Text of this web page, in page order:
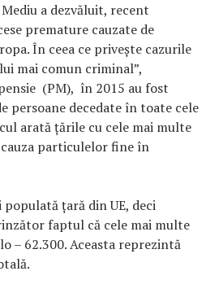
a dezvăluit, recent
premature cauzate de
În ceea ce priveşte cazurile
mai comun criminal”,
(PM), în 2015 au fost
persoane decedate în toate cele
arată țările cu cele mai multe
particulelor fine în
populată țară din UE, deci
faptul că cele mai multe
– 62.300. Aceasta reprezintă